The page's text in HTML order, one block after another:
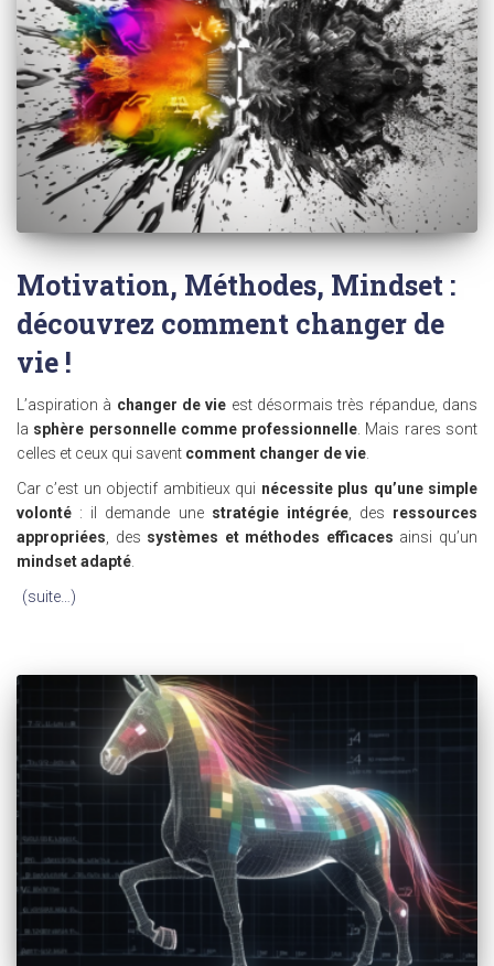
Motivation, Méthodes, Mindset :
découvrez comment changer de
vie !
L’aspiration à changer de vie est désormais très répandue, dans
la sphère personnelle comme professionnelle. Mais rares sont
celles et ceux qui savent comment changer de vie.
Car c’est un objectif ambitieux qui nécessite plus qu’une simple
volonté : il demande une stratégie intégrée, des ressources
appropriées, des systèmes et méthodes efficaces ainsi qu’un
mindset adapté.
(suite…)